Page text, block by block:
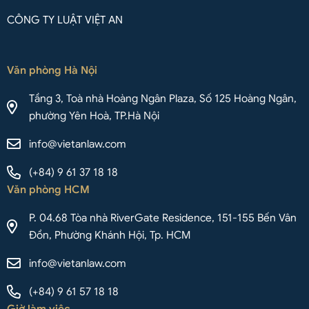
CÔNG TY LUẬT VIỆT AN
Văn phòng Hà Nội
Tầng 3, Toà nhà Hoàng Ngân Plaza, Số 125 Hoàng Ngân,
phường Yên Hoà, TP.Hà Nội
info@vietanlaw.com
(+84) 9 61 37 18 18
Văn phòng HCM
P. 04.68 Tòa nhà RiverGate Residence, 151-155 Bến Vân
Đồn, Phường Khánh Hội, Tp. HCM
info@vietanlaw.com
(+84) 9 61 57 18 18